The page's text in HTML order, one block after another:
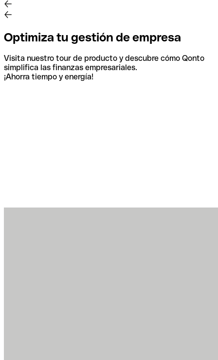
Optimiza tu gestión de empresa
Visita nuestro tour de producto y descubre cómo Qonto
simplifica las finanzas empresariales.
¡Ahorra tiempo y energía!